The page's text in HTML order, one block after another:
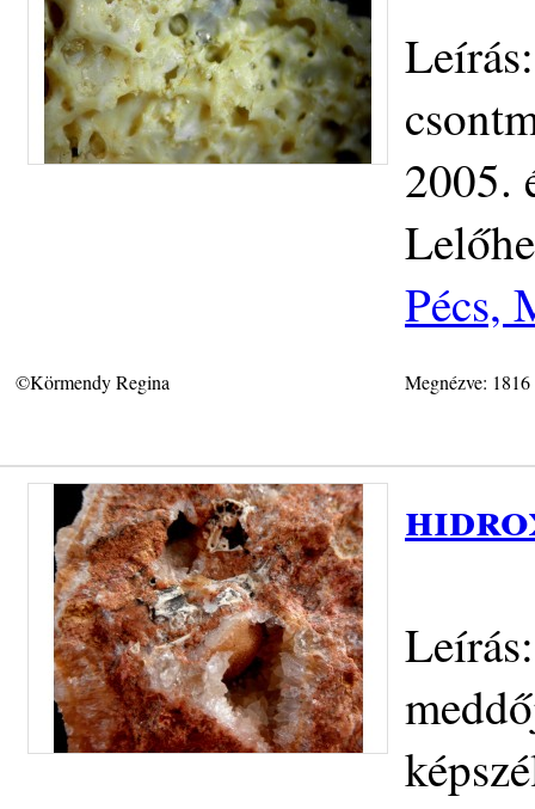
2005.
Pécs,
©Körmendy Regina Megnézve: